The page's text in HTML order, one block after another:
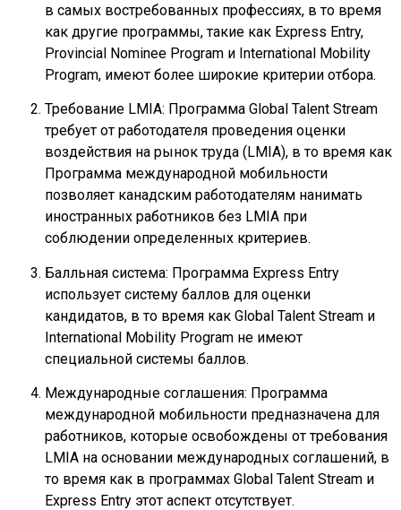
в самых востребованных профессиях, в то время
как другие программы, такие как Express Entry,
Provincial Nominee Program и International Mobility
Program, имеют более широкие критерии отбора.
Требование LMIA: Программа Global Talent Stream
требует от работодателя проведения оценки
воздействия на рынок труда (LMIA), в то время как
Программа международной мобильности
позволяет канадским работодателям нанимать
иностранных работников без LMIA при
соблюдении определенных критериев.
Балльная система: Программа Express Entry
использует систему баллов для оценки
кандидатов, в то время как Global Talent Stream и
International Mobility Program не имеют
специальной системы баллов.
Международные соглашения: Программа
международной мобильности предназначена для
работников, которые освобождены от требования
LMIA на основании международных соглашений, в
то время как в программах Global Talent Stream и
Express Entry этот аспект отсутствует.